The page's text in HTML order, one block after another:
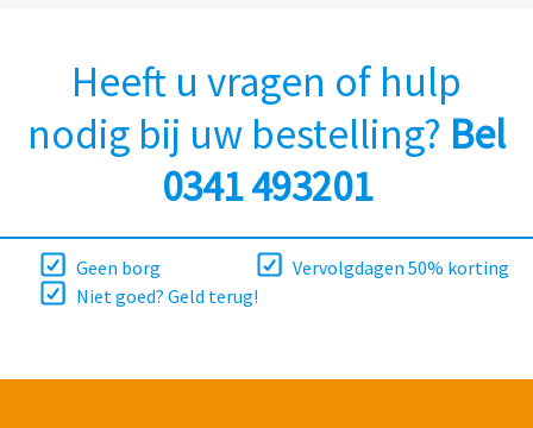
Heeft u vragen of hulp
nodig bij uw bestelling? Bel
0341 493201
Geen borg
Vervolgdagen 50% korting
Niet goed? Geld terug!